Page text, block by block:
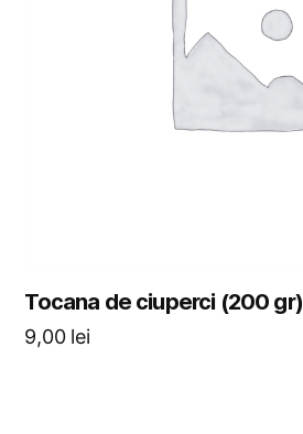
Tocana de ciuperci (200 gr)
9,00 lei